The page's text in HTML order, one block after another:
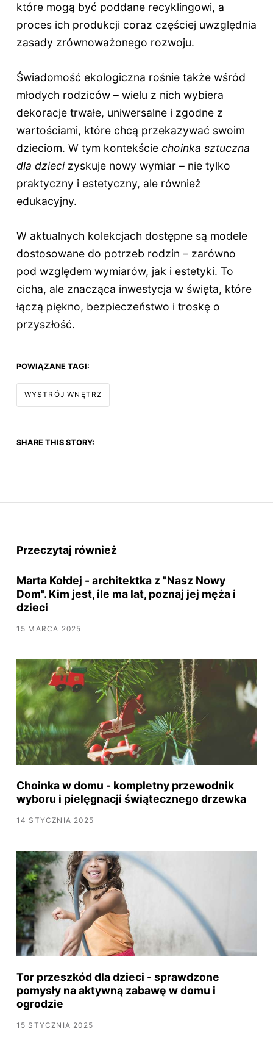
które mogą być poddane recyklingowi, a
proces ich produkcji coraz częściej uwzględnia
zasady zrównoważonego rozwoju.
Świadomość ekologiczna rośnie także wśród
młodych rodziców – wielu z nich wybiera
dekoracje trwałe, uniwersalne i zgodne z
wartościami, które chcą przekazywać swoim
dzieciom. W tym kontekście choinka sztuczna
dla dziecizyskuje nowy wymiar – nie tylko
praktyczny i estetyczny, ale również
edukacyjny.
W aktualnych kolekcjach dostępne są modele
dostosowane do potrzeb rodzin – zarówno
pod względem wymiarów, jak i estetyki. To
cicha, ale znacząca inwestycja w święta, które
łączą piękno, bezpieczeństwo i troskę o
przyszłość.
POWIĄZANE TAGI:
WYSTRÓJ WNĘTRZ
SHARE THIS STORY:
Przeczytaj również
Marta Kołdej - architektka z "Nasz Nowy
Dom". Kim jest, ile ma lat, poznaj jej męża i
dzieci
15 MARCA 2025
Choinka w domu - kompletny przewodnik
wyboru i pielęgnacji świątecznego drzewka
14 STYCZNIA 2025
Tor przeszkód dla dzieci - sprawdzone
pomysły na aktywną zabawę w domu i
ogrodzie
15 STYCZNIA 2025